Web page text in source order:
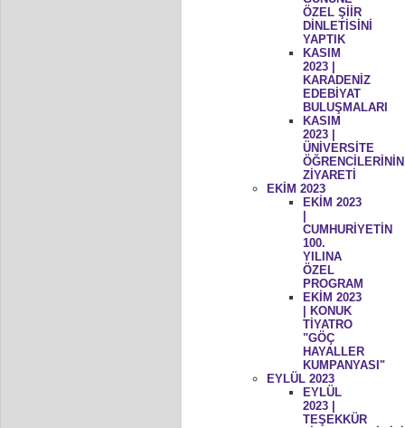
ÖZEL ŞİİR
DİNLETİSİNİ
YAPTIK
KASIM
2023 |
KARADENİZ
EDEBİYAT
BULUŞMALARI
KASIM
2023 |
ÜNİVERSİTE
ÖĞRENCİLERİNİN
ZİYARETİ
EKİM 2023
EKİM 2023
CUMHURİYETİN
100.
YILINA
ÖZEL
PROGRAM
EKİM 2023
| KONUK
TİYATRO
"GÖÇ
HAYALLER
KUMPANYASI"
EYLÜL 2023
EYLÜL
2023 |
TEŞEKKÜR